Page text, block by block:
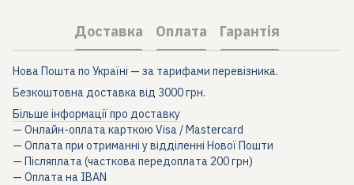
Доставка Оплата Гарантія
Нова Пошта по Україні — за тарифами перевізника.
Безкоштовна доставка від 3000 грн.
Більше інформації про доставку
— Онлайн-оплата карткою Visa / Mastercard
— Оплата при отриманні у відділенні Нової Пошти
— Післяплата (часткова передоплата 200 грн)
— Оплата на IBAN